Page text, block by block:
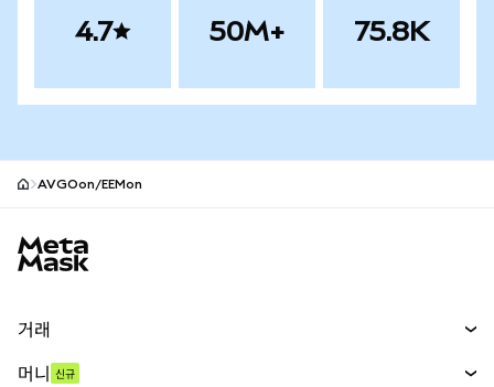
4.7 50M+ 75.8K
AVGOon/EEMon
거래
머니 신규